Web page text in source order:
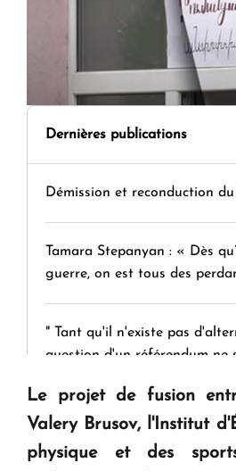
Dernières publications
Démission et reconduction
Tamara Stepanyan : « Dès
guerre, on est tous des
" Tant qu'il n'existe pas
question d'un référendum ne
KASA : 30 ans d'audace, de
en Arménie
Le projet de fusion
Valery Brusov, l'Institut
physique et des